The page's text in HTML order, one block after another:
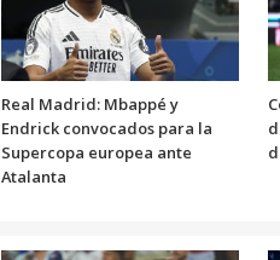
Real Madrid: Mbappé y
Endrick convocados para la
Supercopa europea ante
Atalanta